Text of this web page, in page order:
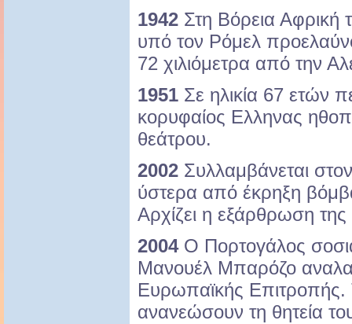
1942 Στη Βόρεια Αφρική
υπό τον Ρόμελ
72 χιλιόμετρα από την
1951 Σε ηλικία 67 ετών
κορυφαίος Ελληνας
θεάτρου.
2002 Συλλαμβάνεται
ύστερα από έκρηξη
Αρχίζει η εξάρθρωση
2004 Ο Πορτογάλος
Μανουέλ Μπαρόζο
Ευρωπαϊκής Επιτροπής.
ανανεώσουν τη θητεία